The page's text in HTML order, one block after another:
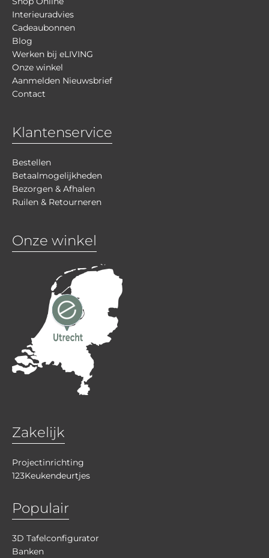
Interieuradvies
Cadeaubonnen
Blog
Werken bij eLIVING
Onze winkel
Aanmelden Nieuwsbrief
Contact
Klantenservice
Bestellen
Betaalmogelijkheden
Bezorgen & Afhalen
Ruilen & Retourneren
Onze winkel
Zakelijk
Projectinrichting
123Keukendeurtjes
Populair
3D Tafelconfigurator
Banken